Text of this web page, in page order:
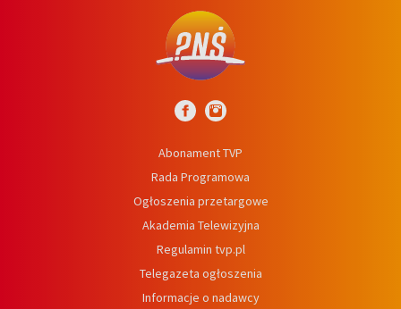
Abonament TVP
Rada Programowa
Ogłoszenia przetargowe
Akademia Telewizyjna
Regulamin tvp.pl
Telegazeta ogłoszenia
Informacje o nadawcy